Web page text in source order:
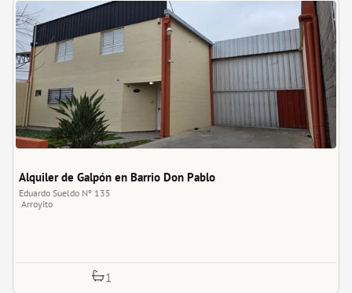
Alquiler de Galpón en Barrio Don Pablo
Eduardo Sueldo Nº 135
Arroyito
1